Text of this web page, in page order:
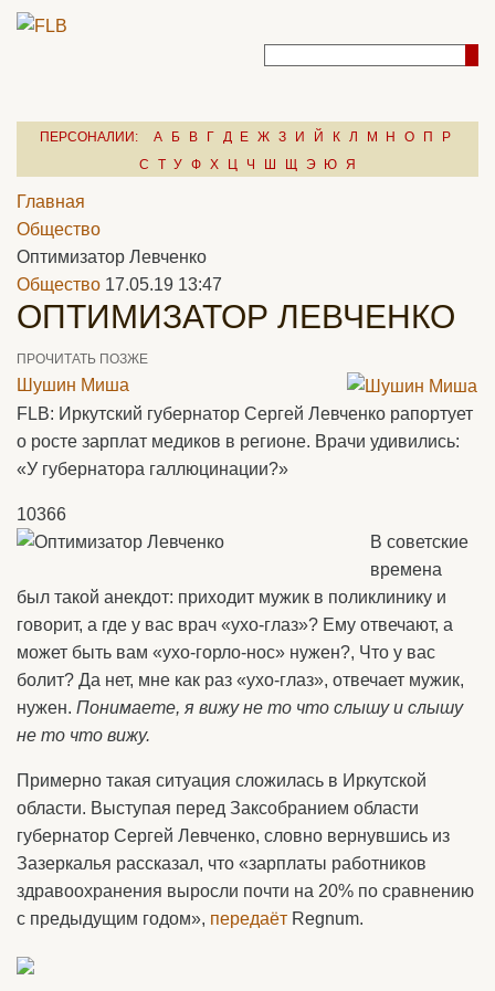
ПЕРСОНАЛИИ: А Б В Г Д Е Ж З И Й К Л М Н О П
Р
С
Т У Ф Х Ц Ч Ш Щ Э Ю Я
Главная
Общество
Оптимизатор Левченко
Общество 17.05.19 13:47
ОПТИМИЗАТОР ЛЕВЧЕНКО
ПРОЧИТАТЬ ПОЗЖЕ
Шушин Миша
FLB: Иркутский губернатор Сергей Левченко рапортует
о росте зарплат медиков в регионе. Врачи удивились:
«У губернатора галлюцинации?»
10366
В советские
времена
был такой анекдот: приходит мужик в поликлинику и
говорит, а где у вас врач «ухо-глаз»? Ему отвечают, а
может быть вам «ухо-горло-нос» нужен?, Что у вас
болит? Да нет, мне как раз «ухо-глаз», отвечает мужик,
нужен. Понимаете, я вижу не то что слышу и слышу
не то что вижу.
Примерно такая ситуация сложилась в Иркутской
области. Выступая перед Заксобранием области
губернатор Сергей Левченко, словно вернувшись из
Зазеркалья рассказал, что «зарплаты работников
здравоохранения выросли почти на 20% по сравнению
с предыдущим годом», передаёт Regnum.